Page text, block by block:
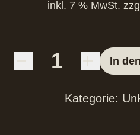
inkl. 7 % MwSt.
In
Kategorie: